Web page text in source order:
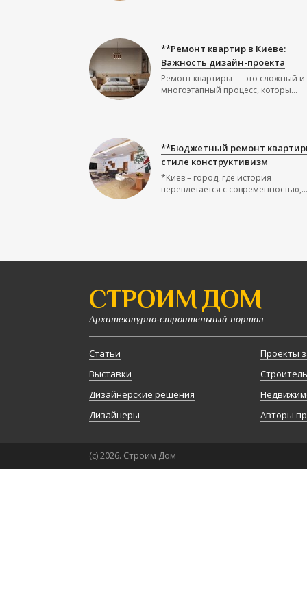
**Ремонт квартир в Киеве:
Важность дизайн-проекта
Ремонт квартиры — это сложный и
многоэтапный процесс, которы...
**Бюджетный ремонт
стиле конструктивизм
*Киев – город, где история
переплетается с современностью,...
СТРОИМ ДОМ
Архитектурно-строительный портал
Статьи
Выставки
Дизайнерские решения
Дизайнеры
Проекты
Авторы
(с) 2026. Строим Дом